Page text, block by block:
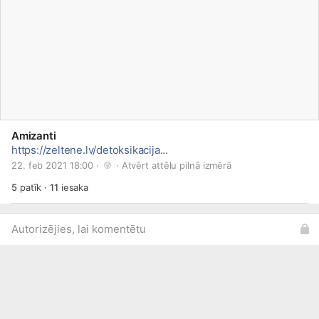
Amizanti
https://zeltene.lv/detoksikacija...
22. feb 2021 18:00 · · Atvērt attēlu pilnā izmērā
5patīk ·11 iesaka
Autorizējies, lai komentētu